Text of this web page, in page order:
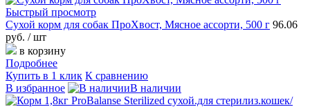
Быстрый просмотр
Сухой корм для собак ПроХвост, Мясное ассорти, 500 г 96.06
руб. / шт
в корзину
Подробнее
Купить в 1 клик К сравнению
В избранное
В наличии